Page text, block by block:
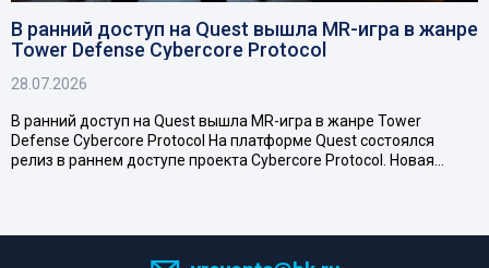
В ранний доступ на Quest вышла MR-игра в жанре
Tower Defense Cybercore Protocol
28.07.2026
В ранний доступ на Quest вышла MR-игра в жанре Tower
Defense Cybercore Protocol На платформе Quest состоялся
релиз в раннем доступе проекта Cybercore Protocol. Новая…